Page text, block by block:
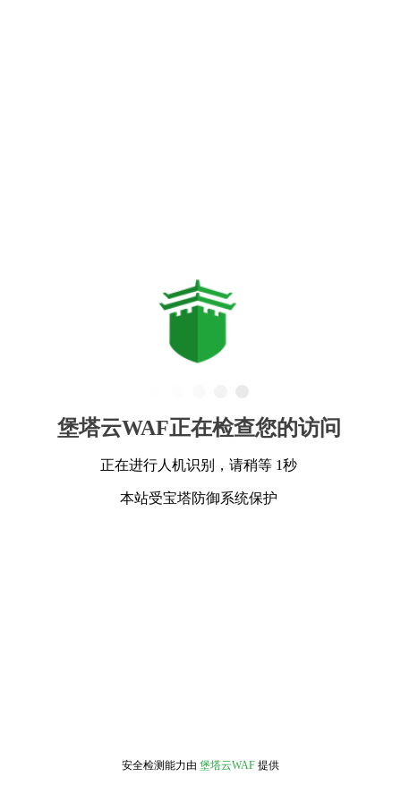
堡塔云WAF正在检查您的访问
正在进行人机识别，请稍等 1秒
本站受宝塔防御系统保护
安全检测能力由 堡塔云WAF 提供